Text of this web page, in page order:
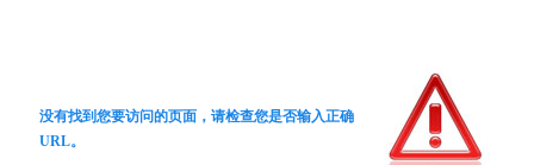
没有找到您要访问的页面，请检查您是否输入正确
URL。